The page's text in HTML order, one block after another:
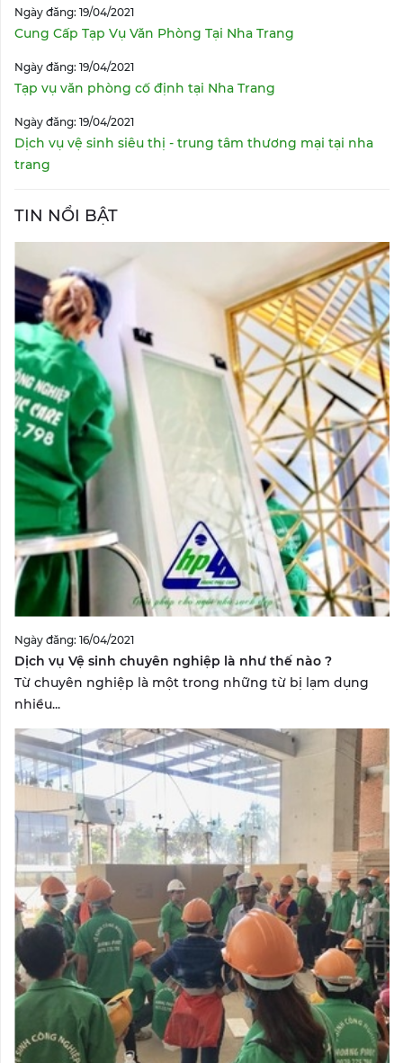
Ngày đăng: 19/04/2021
Cung Cấp Tạp Vụ Văn Phòng Tại Nha Trang
Ngày đăng: 19/04/2021
Tạp vụ văn phòng cố định tại Nha Trang
Ngày đăng: 19/04/2021
Dịch vụ vệ sinh siêu thị - trung tâm thương mại tại nha
trang
TIN NỔI BẬT
Ngày đăng: 16/04/2021
Dịch vụ Vệ sinh chuyên nghiệp là như thế nào ?
Từ chuyên nghiệp là một trong những từ bị lạm dụng
nhiều...